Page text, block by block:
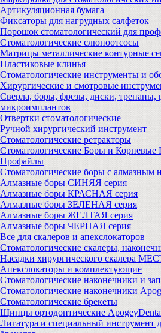
Артикуляционная бумага
Фиксаторы для нагрудных салфеток
Порошок стоматологический для
Стоматологические слюноотсосы
Матрицы металлические контурные
Пластиковые клинья
Стоматологические инструменты и
Хирургические и смотровые
Сверла, боры, фрезы, диски, трепаны,
микроимплантов
Отвертки стоматологические
Ручной хирургический инструмент
Стоматологические ретракторы
Стоматологические Боры и
Профайлы
Стоматологические боры с алмазным
Алмазные боры СИНЯЯ серия
Алмазные боры КРАСНАЯ серия
Алмазные боры ЗЕЛЕНАЯ серия
Алмазные боры ЖЕЛТАЯ серия
Алмазные боры ЧЕРНАЯ серия
Все для скалеров и апекслокаторов
Стоматологические скалеры,
Насадки хирургического скалера
Апекслокаторы и комплектующие
Стоматологические наконечники и
Стоматологические наконечники
Стоматологические брекеты
Щипцы ортодонтические
Лигатура и специальный инструмент